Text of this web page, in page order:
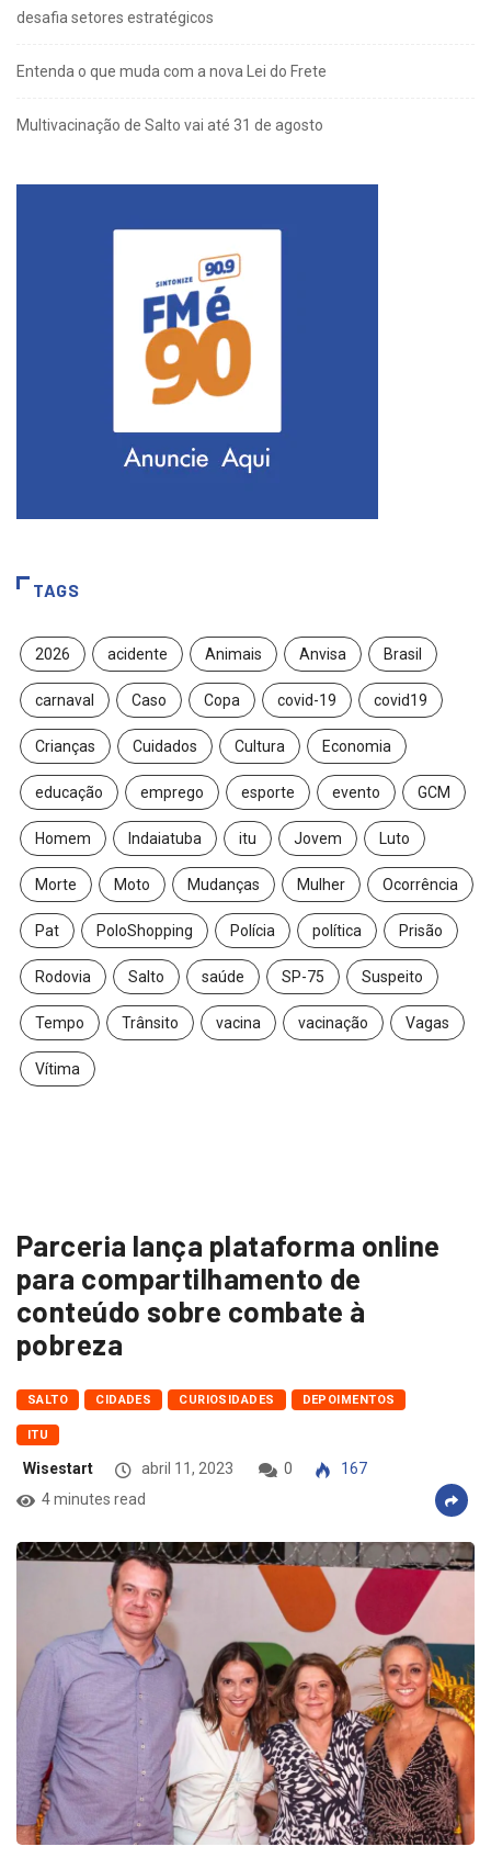
desafia setores estratégicos
Entenda o que muda com a nova Lei do Frete
Multivacinação de Salto vai até 31 de agosto
TAGS
2026 acidente Animais Anvisa Brasil
carnaval Caso Copa covid-19 covid19
Crianças Cuidados Cultura Economia
educação emprego esporte evento GCM
Homem Indaiatuba itu Jovem Luto
Morte Moto Mudanças Mulher Ocorrência
Pat PoloShopping Polícia política Prisão
Rodovia Salto saúde SP-75 Suspeito
Tempo Trânsito vacina vacinação Vagas
Vítima
Parceria lança plataforma online
para compartilhamento de
conteúdo sobre combate à
pobreza
SALTO CIDADES CURIOSIDADES DEPOIMENTOS
ITU
Wisestart abril 11, 2023 0
167
4 minutes read